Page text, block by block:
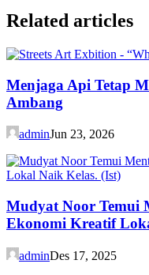
Related articles
Menjaga Api Tetap
Ambang
adminJun 23, 2026
Mudyat Noor Temui
Ekonomi Kreatif
adminDes 17, 2025